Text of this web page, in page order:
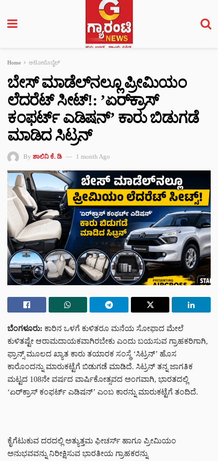
Home ಆಟೋಮೊಬೈಲ್
ಬೇಸ್ ಮಾಡೆಲ್‌ನಲ್ಲೂ ಪ್ರೀಮಿಯಂ
ಲೆದರೆಟ್ ಸೀಟ್‌!: ʼಏರ್‌ಕ್ರಾಸ್
ಕಂಫರ್ಟ್ ಎಡಿಷನ್’ ಕಾರು ಬಿಡುಗಡೆ
ಮಾಡಿದ ಸಿಟ್ರನ್‌
By ಶಾಲಿನಿ ಕೆ. ಡಿ 1 month Ago
ಬೆಂಗಳೂರು: ಕಾರಿನ ಒಳಗೆ ಕುಳಿತರೂ ಮನೆಯ ಸೋಫಾದ ಮೇಲೆ
ಕುಳಿತಷ್ಟೇ ಆರಾಮದಾಯಕವಾಗಿರಬೇಕು ಎಂದು ಬಯಸುವ ಗ್ರಾಹಕರಿಗಾಗಿ,
ಫ್ರಾನ್ಸ್ ಮೂಲದ ಖ್ಯಾತ ಕಾರು ತಯಾರಕ ಸಂಸ್ಥೆ ‘ಸಿಟ್ರನ್’ ಹೊಸ
ಕಾರೊಂದನ್ನು ಮಾರುಕಟ್ಟೆಗೆ ಬಿಡುಗಡೆ ಮಾಡಿದೆ. ಸಿಟ್ರನ್ ತನ್ನ ಜಾಗತಿಕ
ಮಟ್ಟದ 108ನೇ ವರ್ಷದ ವಾರ್ಷಿಕೋತ್ಸವದ ಅಂಗವಾಗಿ, ಭಾರತದಲ್ಲಿ
‘ಏರ್‌ಕ್ರಾಸ್ ಕಂಫರ್ಟ್ ಎಡಿಷನ್’ ಎಂಬ ಕಾರನ್ನು ಮಾರುಕಟ್ಟೆಗೆ ತಂದಿದೆ.
ಕೈಗೆಟುಕುವ ದರದಲ್ಲಿ ಅತ್ಯುತ್ತಮ ಫೀಚರ್ಸ್‌ ಹಾಗೂ ಪ್ರೀಮಿಯಂ
ಅನುಭವವನ್ನು ನಿರೀಕ್ಷಿಸುವ ಭಾರತೀಯ ಗ್ರಾಹಕರನ್ನು